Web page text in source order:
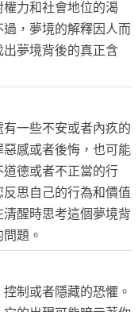
力和社會地位的渴
，夢境的解釋因人而
夢境背後的真正含
一些不安或者內疚的
感或者後悔，也可能
德或者不正當的行
思自己的行為和價值
醒時思考這個夢境背
題。
制或者隱藏的恐懼。